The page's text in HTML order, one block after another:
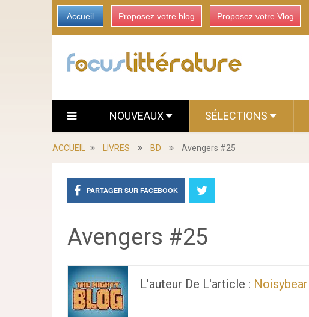
Accueil Proposez votre blog Proposez votre Vlog
NOUVEAUX SÉLECTIONS
ACCUEIL LIVRES BD Avengers #25
PARTAGER SUR FACEBOOK
Avengers #25
L'auteur De L'article : Noisybear